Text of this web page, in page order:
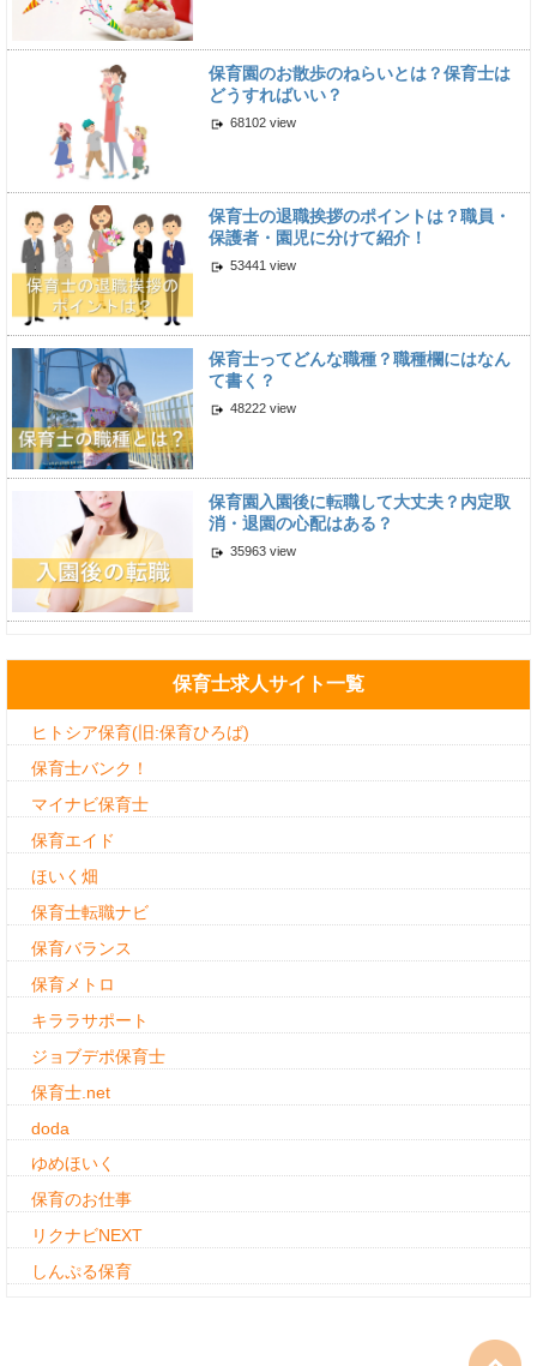
保育園のお散歩のねらいとは？保育士は
どうすればいい？
68102 view
保育士の退職挨拶のポイントは？職員・
保護者・園児に分けて紹介！
53441 view
保育士ってどんな職種？職種欄にはなん
て書く？
48222 view
保育園入園後に転職して大丈夫？内定取
消・退園の心配はある？
35963 view
保育士求人サイト一覧
ヒトシア保育(旧:保育ひろば)
保育士バンク！
マイナビ保育士
保育エイド
ほいく畑
保育士転職ナビ
保育バランス
保育メトロ
キララサポート
ジョブデポ保育士
保育士.net
doda
ゆめほいく
保育のお仕事
リクナビNEXT
しんぷる保育